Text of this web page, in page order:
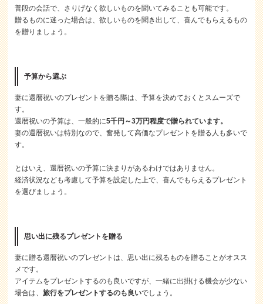
普段の会話で、さりげなく欲しいものを聞いてみることも可能です。
贈るものに迷った場合は、欲しいものを聞き出して、喜んでもらえるもの
を贈りましょう。
予算から選ぶ
妻に還暦祝いのプレゼントを贈る際は、予算を決めておくとスムーズで
す。
還暦祝いの予算は、一般的に5千円～3万円程度で贈られています。
妻の還暦祝いは特別なので、奮発して高価なプレゼントを贈る人も多いで
す。
とはいえ、還暦祝いの予算に決まりがあるわけではありません。
経済状況なども考慮して予算を設定した上で、喜んでもらえるプレゼント
を選びましょう。
思い出に残るプレゼントを贈る
妻に贈る還暦祝いのプレゼントは、思い出に残るものを贈ることがオスス
メです。
アイテムをプレゼントするのも良いですが、一緒に出掛ける機会が少ない
場合は、旅行をプレゼントするのも良いでしょう。